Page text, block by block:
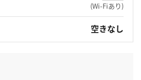
(Wi-Fiあり)
空きなし